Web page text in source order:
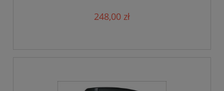
248,00 zł